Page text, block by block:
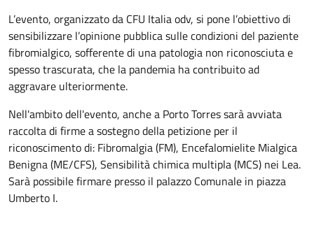
L’evento, organizzato da CFU Italia odv, si pone l’obiettivo di
sensibilizzare l’opinione pubblica sulle condizioni del paziente
fibromialgico, sofferente di una patologia non riconosciuta e
spesso trascurata, che la pandemia ha contribuito ad
aggravare ulteriormente.
Nell'ambito dell'evento, anche a Porto Torres sarà avviata
raccolta di firme a sostegno della petizione per il
riconoscimento di: Fibromalgia (FM), Encefalomielite Mialgica
Benigna (ME/CFS), Sensibilità chimica multipla (MCS) nei Lea.
Sarà possibile firmare presso il palazzo Comunale in piazza
Umberto I.